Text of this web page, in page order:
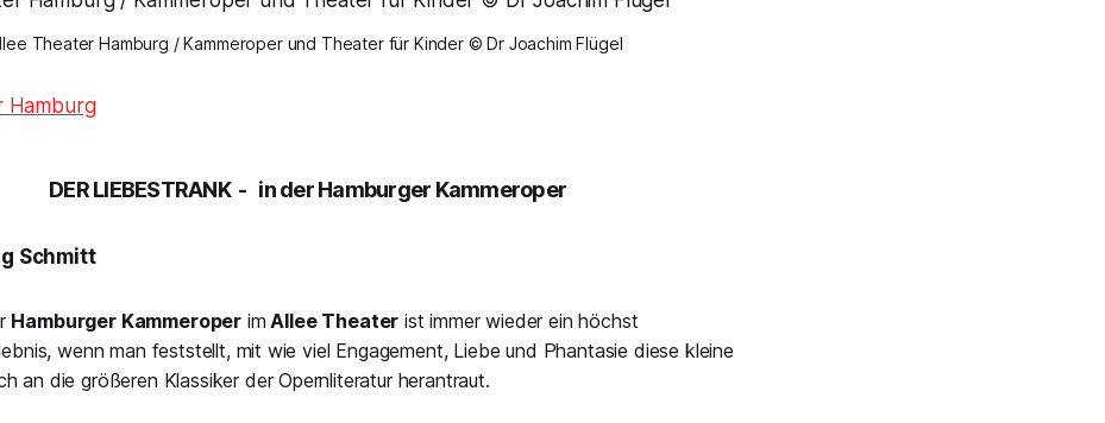
Theater Hamburg / Kammeroper und Theater für Kinder © Dr Joachim Flügel
Hamburg
DER LIEBESTRANK- in der Hamburger Kammeroper
Schmitt
Hamburger Kammeroper im Allee Theater ist immer wieder ein höchst
wenn man feststellt, mit wie viel Engagement, Liebe und Phantasie diese kleine
an die größeren Klassiker der Opernliteratur herantraut.